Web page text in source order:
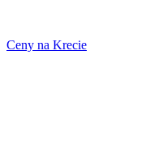
Ceny na Krecie